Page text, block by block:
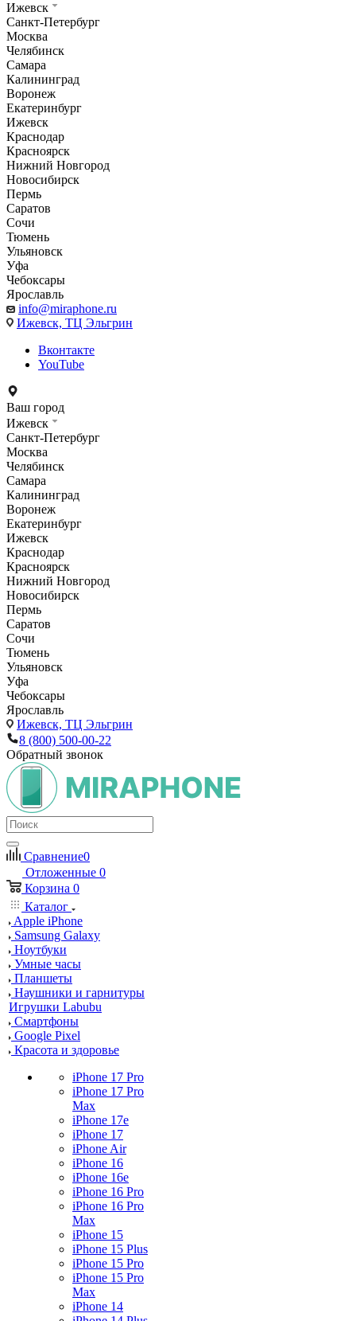
Ижевск
Санкт-Петербург
Москва
Челябинск
Самара
Калининград
Воронеж
Екатеринбург
Ижевск
Краснодар
Красноярск
Нижний Новгород
Новосибирск
Пермь
Саратов
Сочи
Тюмень
Ульяновск
Уфа
Чебоксары
Ярославль
info@miraphone.ru
Ижевск, ТЦ Эльгрин
Вконтакте
YouTube
Ваш город
Ижевск
Санкт-Петербург
Москва
Челябинск
Самара
Калининград
Воронеж
Екатеринбург
Ижевск
Краснодар
Красноярск
Нижний Новгород
Новосибирск
Пермь
Саратов
Сочи
Тюмень
Ульяновск
Уфа
Чебоксары
Ярославль
Ижевск, ТЦ Эльгрин
8 (800) 500-00-22
Обратный звонок
Сравнение0
Отложенные 0
Корзина 0
Каталог
Apple iPhone
Samsung Galaxy
Ноутбуки
Умные часы
Планшеты
Наушники и гарнитуры
Игрушки Labubu
Смартфоны
Google Pixel
Красота и здоровье
iPhone 17 Pro
iPhone 17 Pro
Max
iPhone 17e
iPhone 17
iPhone Air
iPhone 16
iPhone 16e
iPhone 16 Pro
iPhone 16 Pro
Max
iPhone 15
iPhone 15 Plus
iPhone 15 Pro
iPhone 15 Pro
Max
iPhone 14